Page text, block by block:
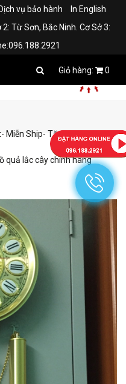
Dịch vụ bảo hành
In English
Từ Sơn, Bắc Ninh. Cơ Sở 3:
0
Miễn Ship- Tặng kèm pin
quả lắc cây chính hãng